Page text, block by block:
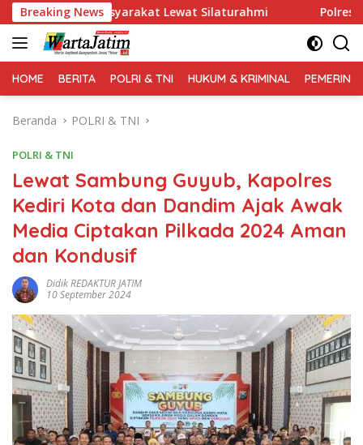
Langsung
ke
konten
Breaking News
Masyarakat Lewat Silaturahmi Polres Gresik
HOME BERITA POLRI & TNI HUKUM & KRIMINAL
Beranda POLRI & TNI
POLRI & TNI
Lewat Sambung Guyub, Kapolres
Kediri Kota dan Dandim Ajak Awak
Media Ciptakan Pilkada 2024 Aman
dan Kondusif
Didik REDAKTUR JATIM
10 September 2024